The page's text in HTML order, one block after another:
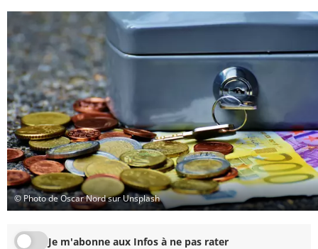
© Photo de Oscar Nord sur Unsplash
Je m'abonne aux Infos à ne pas rater